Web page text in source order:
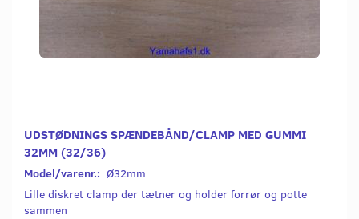
UDSTØDNINGS SPÆNDEBÅND/CLAMP MED GUMMI
32MM (32/36)
Model/varenr.: Ø32mm
Lille diskret clamp der tætner og holder forrør og potte
sammen